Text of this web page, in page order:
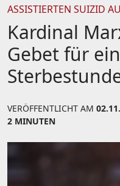
ASSISTIERTEN SUIZID
Kardinal
Gebet für
VERÖFFENTLICHT AM
2 MINUTEN